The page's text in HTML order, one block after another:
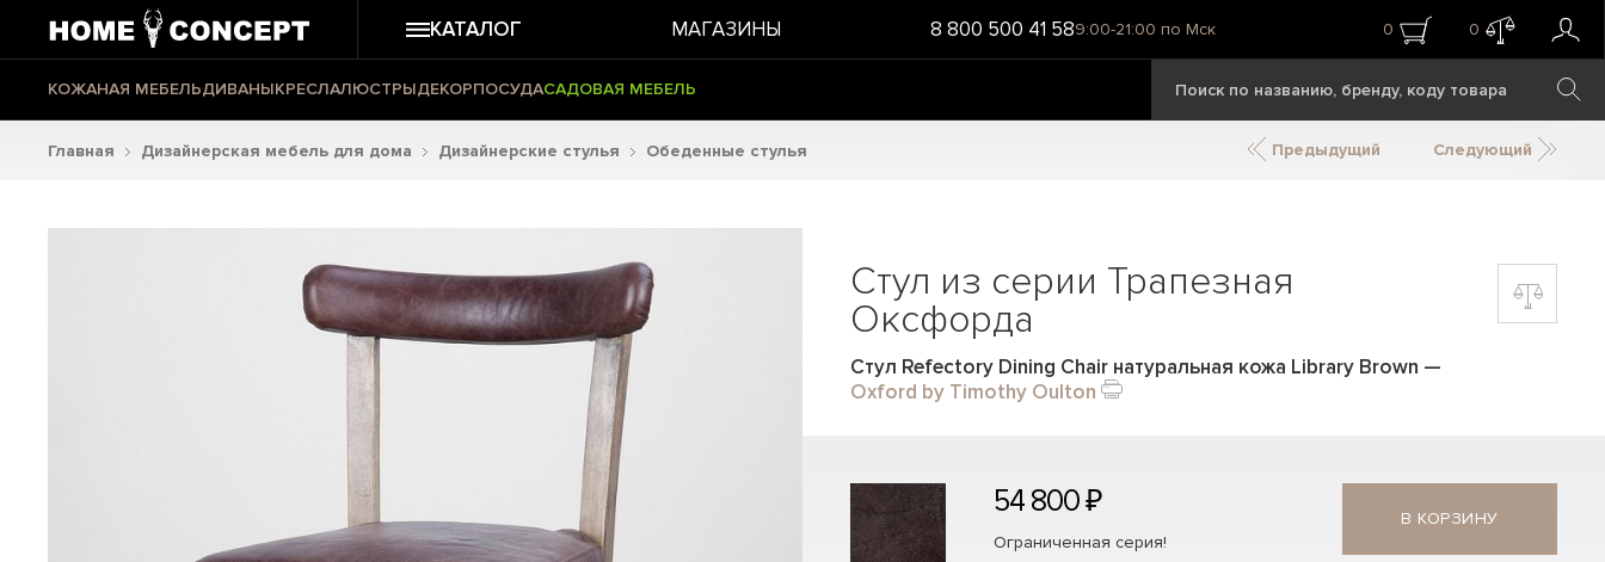
КАТАЛОГ МАГАЗИНЫ 8 800 500 41 589:00-21:00 по Мск 0 0
КОЖАНАЯ МЕБЕЛЬДИВАНЫКРЕСЛАЛЮСТРЫДЕКОРПОСУДАСАДОВАЯ МЕБЕЛЬ
Главная Дизайнерская мебель для дома Дизайнерские стулья Обеденные стулья Предыдущий Следующий
Стул из серии Трапезная
Оксфорда
Стул Refectory Dining Chair натуральная кожа Library Brown —
Oxford by Timothy Oulton
54 800 ₽
Ограниченная серия!
В КОРЗИНУ